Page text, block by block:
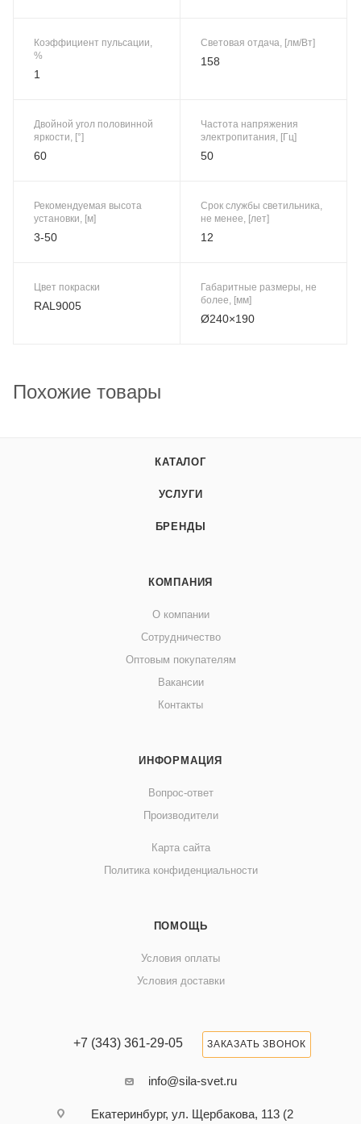
Коэффициент пульсации,
%
1
Световая отдача, [лм/Вт]
158
Двойной угол половинной
яркости, [°]
60
Частота напряжения
электропитания, [Гц]
50
Рекомендуемая высота
установки, [м]
3-50
Срок службы светильника,
не менее, [лет]
12
Цвет покраски
RAL9005
Габаритные размеры, не
более, [мм]
Ø240×190
Похожие товары
КАТАЛОГ
УСЛУГИ
БРЕНДЫ
КОМПАНИЯ
О компании
Сотрудничество
Оптовым покупателям
Вакансии
Контакты
ИНФОРМАЦИЯ
Вопрос-ответ
Производители
Карта сайта
Политика конфиденциальности
ПОМОЩЬ
Условия оплаты
Условия доставки
+7 (343) 361-29-05 ЗАКАЗАТЬ ЗВОНОК
info@sila-svet.ru
Екатеринбург, ул. Щербакова, 113 (2